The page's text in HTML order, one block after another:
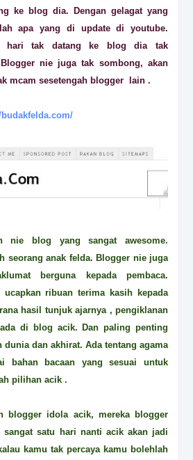
ke blog dia. Dengan gelagat yang
apa yang di update di youtube.
hari tak datang ke blog dia tak
Blogger nie juga tak sombong, akan
mcam sesetengah blogger lain .
nie blog yang sangat awesome.
seorang anak felda. Blogger nie juga
berguna kepada pembaca.
ucapkan ribuan terima kasih kepada
hasil tunjuk ajarnya , pengiklanan
di blog acik. Dan paling penting
dunia dan akhirat. Ada tentang agama
bahan bacaan yang sesuai untuk
pilihan acik .
blogger idola acik, mereka blogger
sangat satu hari nanti acik akan jadi
kamu tak percaya kamu bolehlah